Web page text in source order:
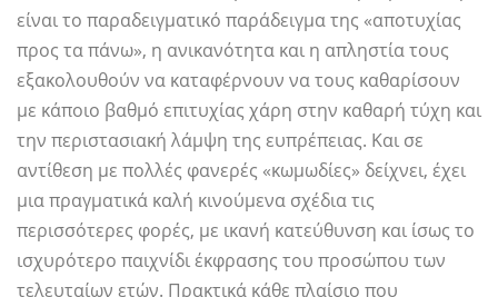
είναι το παραδειγματικό παράδειγμα της «αποτυχίας
προς τα πάνω», η ανικανότητα και η απληστία τους
εξακολουθούν να καταφέρνουν να τους καθαρίσουν
με κάποιο βαθμό επιτυχίας χάρη στην καθαρή τύχη και
την περιστασιακή λάμψη της ευπρέπειας. Και σε
αντίθεση με πολλές φανερές «κωμωδίες» δείχνει, έχει
μια πραγματικά καλή κινούμενα σχέδια τις
περισσότερες φορές, με ικανή κατεύθυνση και ίσως το
ισχυρότερο παιχνίδι έκφρασης του προσώπου των
τελευταίων ετών. Πρακτικά κάθε πλαίσιο που